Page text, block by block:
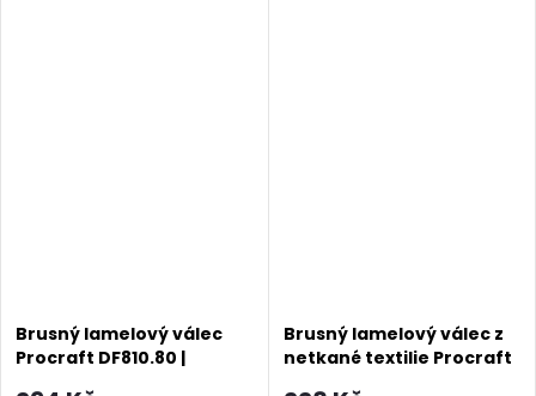
Brusný lamelový válec
Procraft DF810.80 |
Brusný lamelový válec z
netkané textilie Procraft